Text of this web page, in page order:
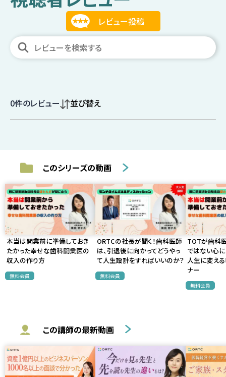
0件のレビュー 並び替え
このシリーズの動画
本当は開業前に準備しておき
たかった幸せな歯科開業医の
収入の作り方
無料会員
ORTCの社長が聞く！歯科医師
は、引退後に向かってどうやっ
て人生設計をすればいいのか？
無料会員
TOTが歯科
ではない心
人生に変え
ナー
無料会員
この講師の最新動画